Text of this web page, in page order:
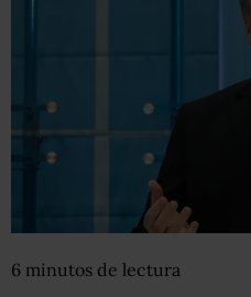
6 minutos de lectura